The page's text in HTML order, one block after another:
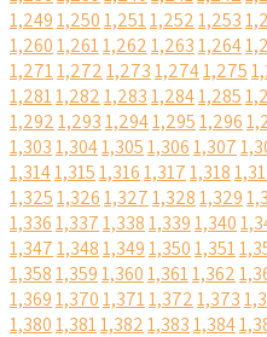
1,2491,2501,2511,2521,253
1,2601,2611,2621,2631,264
1,2711,2721,2731,2741,275
1,2811,2821,2831,2841,285
1,2921,2931,2941,2951,296
1,3031,3041,3051,3061,307
1,3141,3151,3161,3171,318
1,3251,3261,3271,3281,329
1,3361,3371,3381,3391,340
1,3471,3481,3491,3501,351
1,3581,3591,3601,3611,362
1,3691,3701,3711,3721,373
1,3801,3811,3821,3831,384